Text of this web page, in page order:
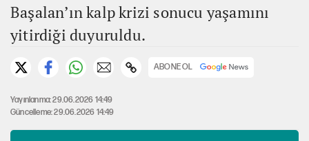
Başalan’ın kalp krizi sonucu yaşamını
yitirdiği duyuruldu.
ABONE OL
Yayınlanma: 29.06.2026 14:49
Güncelleme: 29.06.2026 14:49